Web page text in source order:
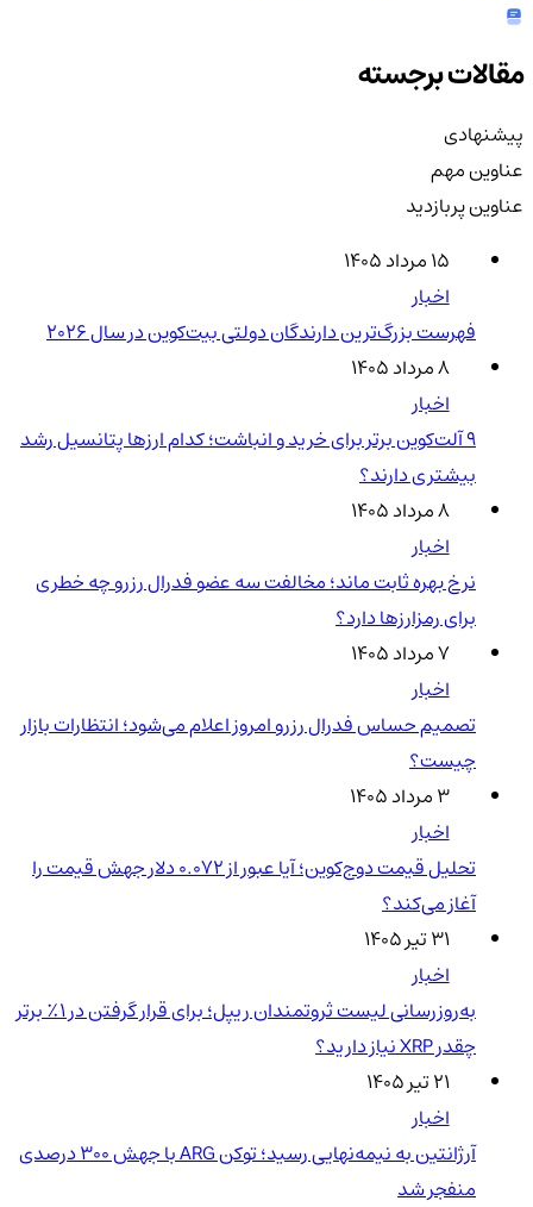
مقالات برجسته
پیشنهادی
عناوین مهم
عناوین پربازدید
۱۵ مرداد ۱۴۰۵
اخبار
فهرست بزرگ‌ترین دارندگان دولتی بیت‌کوین در سال 2026
۸ مرداد ۱۴۰۵
اخبار
۹ آلت‌کوین برتر برای خرید و انباشت؛ کدام ارزها پتانسیل رشد
بیشتری دارند؟
۸ مرداد ۱۴۰۵
اخبار
نرخ بهره ثابت ماند؛ مخالفت سه عضو فدرال رزرو چه خطری
برای رمزارزها دارد؟
۷ مرداد ۱۴۰۵
اخبار
تصمیم حساس فدرال رزرو امروز اعلام می‌شود؛ انتظارات بازار
چیست؟
۳ مرداد ۱۴۰۵
اخبار
تحلیل قیمت دوج‌کوین؛ آیا عبور از ۰.۰۷۲ دلار جهش قیمت را
آغاز می‌کند؟
۳۱ تیر ۱۴۰۵
اخبار
به‌روزرسانی لیست ثروتمندان ریپل؛ برای قرار گرفتن در ۱٪ برتر
چقدر XRP نیاز دارید؟
۲۱ تیر ۱۴۰۵
اخبار
آرژانتین به نیمه‌نهایی رسید؛ توکن ARG با جهش ۳۰۰ درصدی
منفجر شد